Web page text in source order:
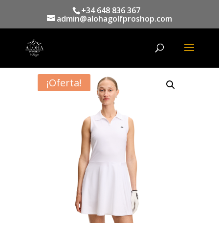
+34 648 836 367
admin@alohagolfproshop.com
productos
¡Oferta!